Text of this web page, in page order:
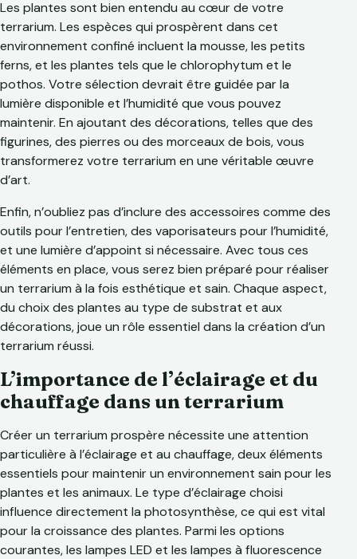
Les plantes sont bien entendu au cœur de votre
terrarium. Les espèces qui prospèrent dans cet
environnement confiné incluent la mousse, les petits
ferns, et les plantes tels que le chlorophytum et le
pothos. Votre sélection devrait être guidée par la
lumière disponible et l’humidité que vous pouvez
maintenir. En ajoutant des décorations, telles que des
figurines, des pierres ou des morceaux de bois, vous
transformerez votre terrarium en une véritable œuvre
d’art.
Enfin, n’oubliez pas d’inclure des accessoires comme des
outils pour l’entretien, des vaporisateurs pour l’humidité,
et une lumière d’appoint si nécessaire. Avec tous ces
éléments en place, vous serez bien préparé pour réaliser
un terrarium à la fois esthétique et sain. Chaque aspect,
du choix des plantes au type de substrat et aux
décorations, joue un rôle essentiel dans la création d’un
terrarium réussi.
L’importance de l’éclairage et du
chauffage dans un terrarium
Créer un terrarium prospère nécessite une attention
particulière à l’éclairage et au chauffage, deux éléments
essentiels pour maintenir un environnement sain pour les
plantes et les animaux. Le type d’éclairage choisi
influence directement la photosynthèse, ce qui est vital
pour la croissance des plantes. Parmi les options
courantes, les lampes LED et les lampes à fluorescence